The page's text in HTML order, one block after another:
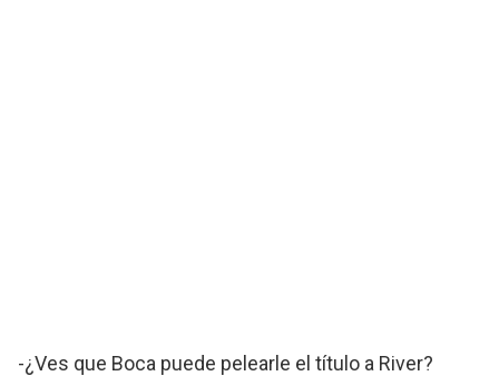
-¿Ves que Boca puede pelearle el título a River?